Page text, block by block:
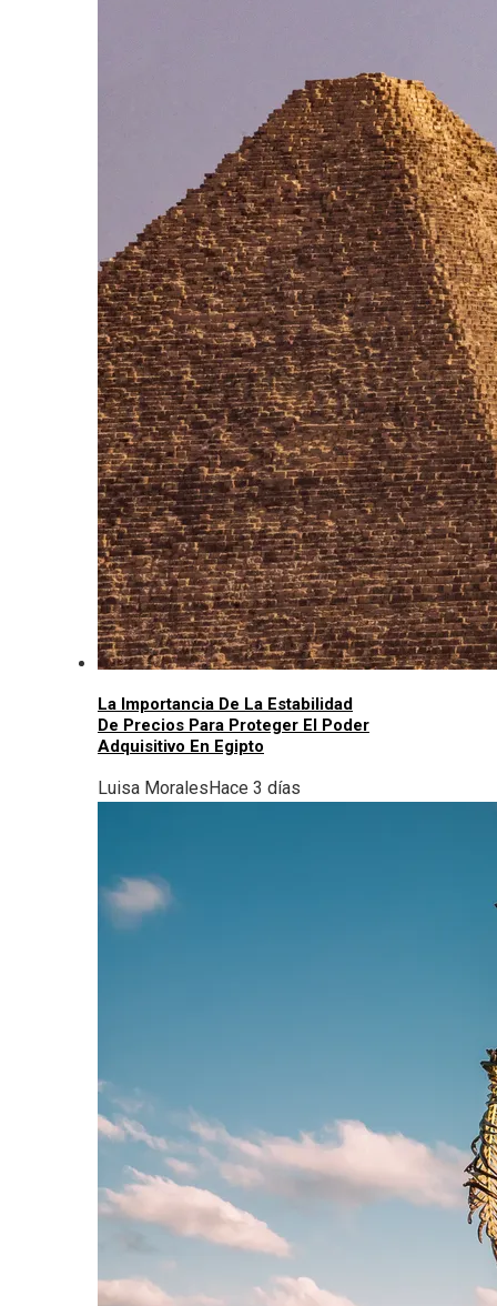
La Importancia De La Estabilidad
De Precios Para Proteger El Poder
Adquisitivo En Egipto
Luisa MoralesHace 3 días